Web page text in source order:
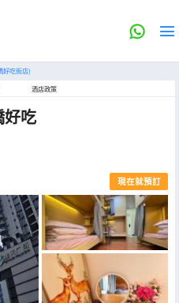
好吃街店)
酒店政策
好吃
現在就預訂